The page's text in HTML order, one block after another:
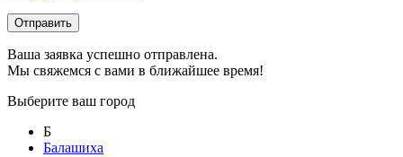
Отправить
Ваша заявка успешно отправлена.
Мы свяжемся с вами в ближайшее время!
Выберите ваш город
Б
Балашиха